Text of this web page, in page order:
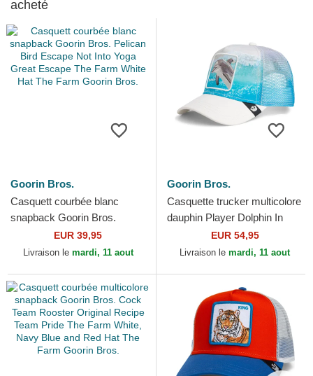
acheté
Goorin Bros.
Casquett courbée blanc
snapback Goorin Bros.
Pelican Bird Escape Not Into
Yoga Great Escape The...
EUR 39,95
Livraison le mardi, 11 aout
Goorin Bros.
Casquette trucker multicolore
dauphin Player Dolphin In
The Element The Farm
Goorin Bros.
EUR 54,95
Livraison le mardi, 11 aout